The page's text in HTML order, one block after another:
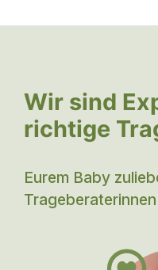
Wir sind
richtige
Eurem Baby